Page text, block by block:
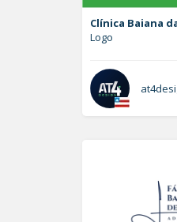
Clínica Baiana
Logo